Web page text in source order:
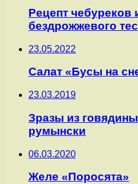
Рецепт чебуреков
бездрожжевого
23.05.2022
Салат «Бусы на
23.03.2019
Зразы из
румынски
06.03.2020
Желе «Поросята»